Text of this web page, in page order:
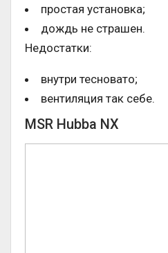
простая установка;
дождь не страшен.
Недостатки:
внутри тесновато;
вентиляция так себе.
MSR Hubba NX